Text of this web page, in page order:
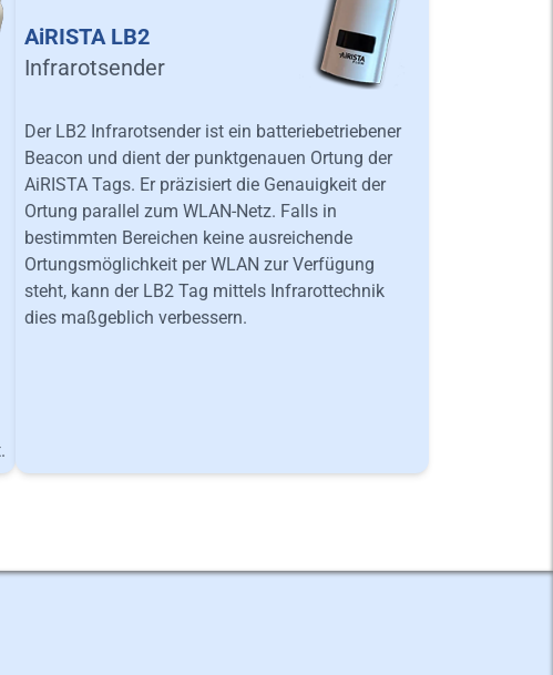
AiRISTA LB2
Infrarotsender
Der LB2 Infrarotsender ist ein batteriebetriebener
Beacon und dient der punktgenauen Ortung der
AiRISTA Tags. Er präzisiert die Genauigkeit der
Ortung parallel zum WLAN-Netz. Falls in
bestimmten Bereichen keine ausreichende
Ortungsmöglichkeit per WLAN zur Verfügung
steht, kann der LB2 Tag mittels Infrarottechnik
dies maßgeblich verbessern.